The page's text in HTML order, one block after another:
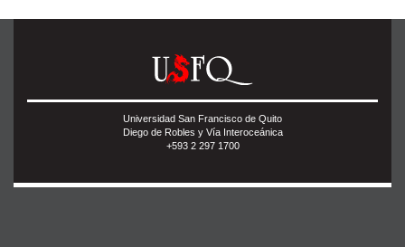
Universidad San Francisco de Quito
Diego de Robles y Vía Interoceánica
+593 2 297 1700